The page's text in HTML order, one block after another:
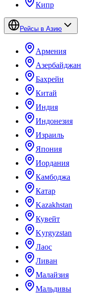
Кипр
Рейсы в Азию
Армения
Азербайджан
Бахрейн
Китай
Индия
Индонезия
Израиль
Япония
Иордания
Камбоджа
Катар
Kazakhstan
Кувейт
Kyrgyzstan
Лаос
Ливан
Малайзия
Мальдивы